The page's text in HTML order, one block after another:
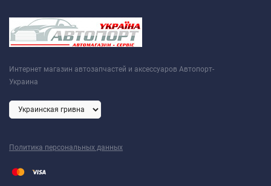
Интернет магазин автозапчастей и аксессуаров Автопорт-
Украина
Политика персональных данных